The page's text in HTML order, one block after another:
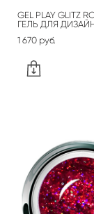
GEL PLAY GLITZ
ГЕЛЬ ДЛЯ
1 670 pуб.